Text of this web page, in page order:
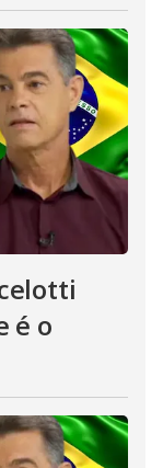
é o